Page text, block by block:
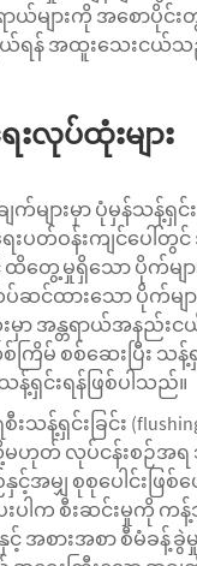
ယ်များကို အစောပိုင်
ာကွယ်ရန် အထူးသေးင
ပ်ထုံးများ
ားမှာ ပုံမှန်သန့်ရှင်း
တ်ဝန်းကျင်ပေါ်တွင်
ထိတွေ့မှုရှိသော ပိုက်မ
ဆင်ထားသော ပိုက်မ
ာ အန္တရာယ်အနည်းင
မ် စစ်ဆေးပြီး သန့်ရှင်
န့်ရှင်းရန်ဖြစ်ပါသည်။
န့်ရှင်းခြင်း
သို့မဟုတ် လုပ်ငန်းစဉ်
အမျှ စုစုပေါင်းဖြစ်
ေးပါက စီးဆင်းမှုကို က
းနှင့် အစားအစာ စီမံခ